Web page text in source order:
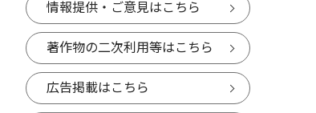
情報提供・ご意見はこちら
著作物の二次利用等はこちら
広告掲載はこちら